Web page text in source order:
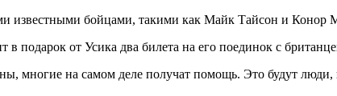
известными бойцами, такими как Майк Тайсон и Конор
от Усика два билета на его поединок с
многие на самом деле получат помощь. Это будут люди,